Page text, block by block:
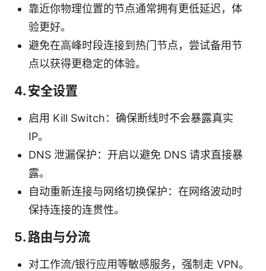
靠近你物理位置的节点通常拥有更低延迟，体
验更好。
避免在高峰时段连接到热门节点，尝试备用节
点以获得更稳定的体验。
4. 安全设置
启用 Kill Switch：确保断线时不会暴露真实
IP。
DNS 泄漏保护：开启以避免 DNS 请求直接暴
露。
自动重新连接与网络切换保护：在网络波动时
保持连接的连贯性。
5. 路由与分流
对工作流/银行应用等敏感服务，强制走 VPN。